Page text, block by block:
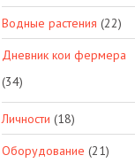
Водные растения (22)
Дневник кои фермера
(34)
Личности (18)
Оборудование (21)